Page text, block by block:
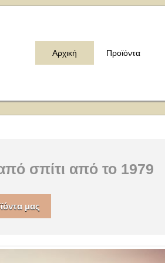
Αρχική Προϊόντα
σπίτι από το 1979
μας